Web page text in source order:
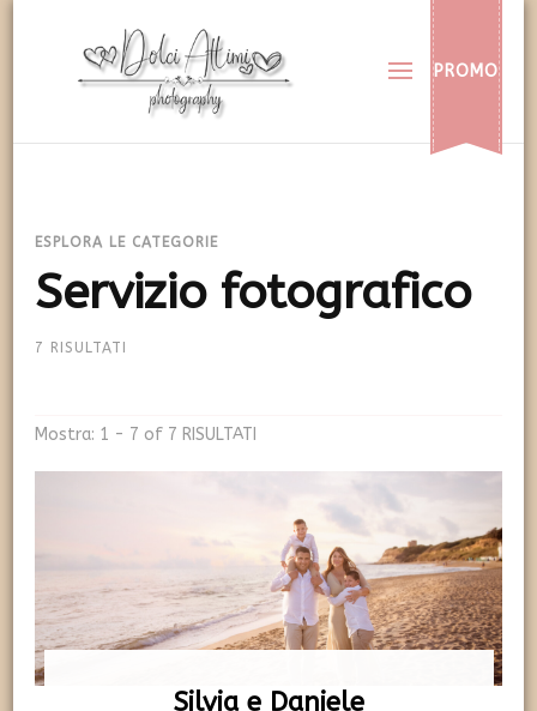
Dolci Attimi
Rendiamo immortali i vostri dolci momenti
PROMO
ESPLORA LE CATEGORIE
Servizio fotografico
7 RISULTATI
Mostra: 1 - 7 of 7 RISULTATI
Silvia e Daniele